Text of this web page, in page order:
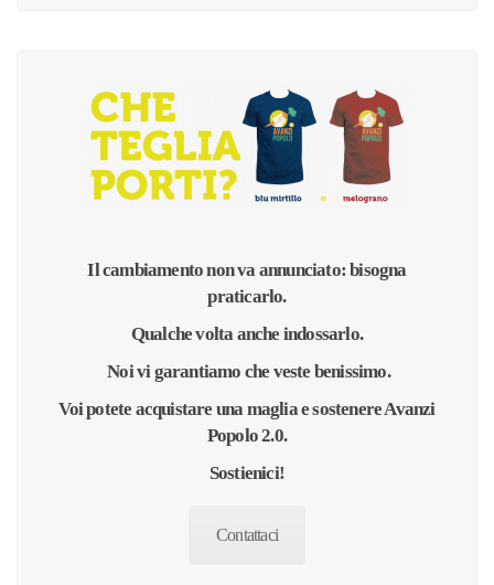
Il cambiamento non va annunciato: bisogna
praticarlo.
Qualche volta anche indossarlo.
Noi vi garantiamo che veste benissimo.
Voi potete acquistare una maglia e sostenere Avanzi
Popolo 2.0.
Sostienici!
Contattaci